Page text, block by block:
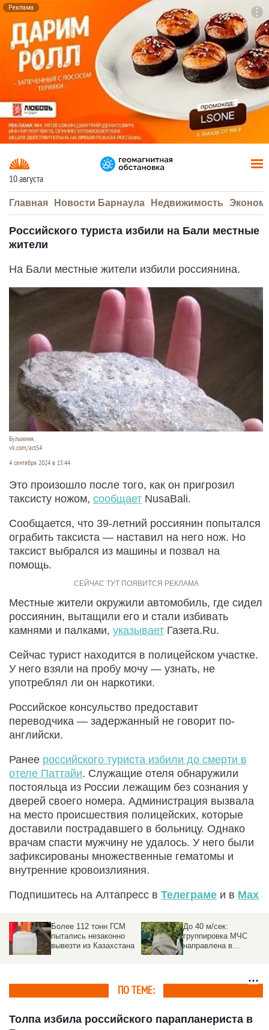
Реклама
10 августа
Главная Новости Барнаула Недвижимость
Российского туриста избили на Бали местные
жители
На Бали местные жители избили россиянина.
Булыжник.
vk.com/act54
4 сентября 2024 в 15:44
Это произошло после того, как он пригрозил
таксисту ножом, сообщает NusaBali.
Сообщается, что 39-летний россиянин попытался
ограбить таксиста — наставил на него нож. Но
таксист выбрался из машины и позвал на
помощь.
Местные жители окружили автомобиль, где сидел
россиянин, вытащили его и стали избивать
камнями и палками, указывает Газета.Ru.
Сейчас турист находится в полицейском участке.
У него взяли на пробу мочу — узнать, не
употреблял ли он наркотики.
Российское консульство предоставит
переводчика — задержанный не говорит по-
английски.
Ранее российского туриста избили до смерти в
отеле Паттайи. Служащие отеля обнаружили
постояльца из России лежащим без сознания у
дверей своего номера. Администрация вызвала
на место происшествия полицейских, которые
доставили пострадавшего в больницу. Однако
врачам спасти мужчину не удалось. У него были
зафиксированы множественные гематомы и
внутренние кровоизлияния.
Подпишитесь на Алтапресс в Телеграме и в Max
Более 112 тонн ГСМ
пытались незаконно
вывезти из Казахстана
До 40 м/сек:
группировка МЧС
направлена в
ПО ТЕМЕ:
Толпа избила российского парапланериста в